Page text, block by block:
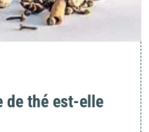
de thé est-elle